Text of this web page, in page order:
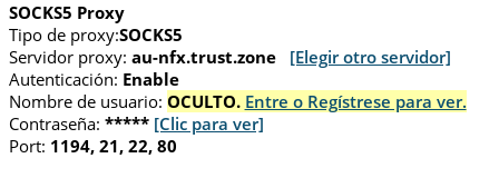
SOCKS5 Proxy
Tipo de proxy:SOCKS5
Servidor proxy: au-nfx.trust.zone
[Elegir otro servidor]
Autenticación: Enable
Nombre de usuario: OCULTO. Entre o Regístrese para ver.
Contraseña: ***** [Clic para ver]
Port: 1194, 21, 22, 80